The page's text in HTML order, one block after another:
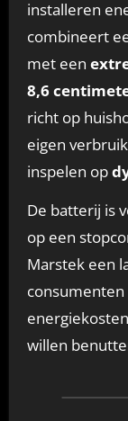
installeren
combineert
met een
8,6
richt op
eigen
inspelen op
De batterij is
op een
Marstek een
willen